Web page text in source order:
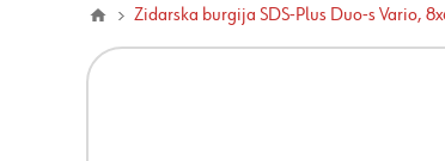
Zidarska burgija SDS-Plus Duo-s Vario,